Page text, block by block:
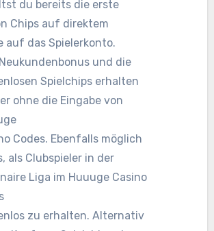
du bereits die erste
Chips auf direktem
auf das Spielerkonto.
und die
Spielchips erhalten
ohne die Eingabe von
Codes. Ebenfalls möglich
als Clubspieler in der
Liga im Huuuge Casino
zu erhalten. Alternativ